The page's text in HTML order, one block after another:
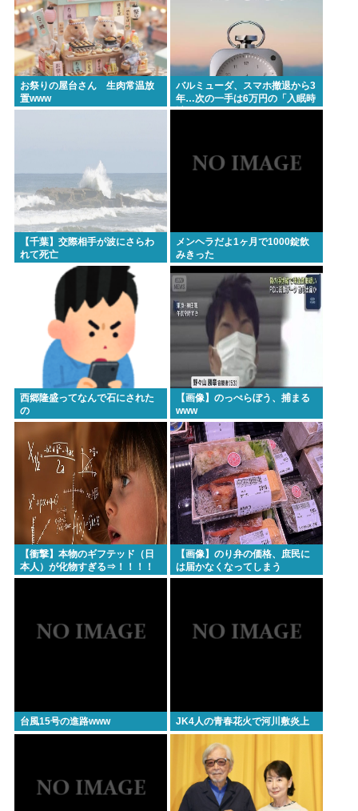
お祭りの屋台さん 生肉常温放
置www
バルミューダ、スマホ撤退から3
年…次の一手は6万円の「入眠時
計」
【千葉】交際相手が波にさらわ
れて死亡
メンヘラだよ1ヶ月で1000錠飲
みきった
西郷隆盛ってなんで石にされた
の
【画像】のっぺらぼう、捕まる
www
【衝撃】本物のギフテッド（日
本人）が化物すぎる⇒！！！！
【画像】のり弁の価格、庶民に
は届かなくなってしまう
台風15号の進路www JK4人の青春花火で河川敷炎上